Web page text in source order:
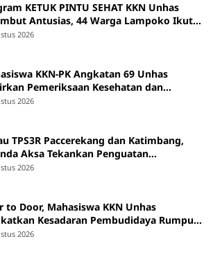
KETUK PINTU SEHAT KKN Unhas
Antusias, 44 Warga Lampoko Ikut
Hipertensi
2026
KKN-PK Angkatan 69 Unhas
Pemeriksaan Kesehatan dan
bagi Lansia di Barru
2026
TPS3R Paccerekang dan Katimbang,
Aksa Tekankan Penguatan
Sampah dari Sumber
2026
to Door, Mahasiswa KKN Unhas
Kesadaran Pembudidaya Rumput
Bantaeng
2026